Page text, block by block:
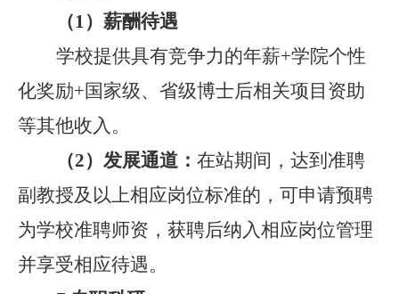
（1） 薪酬待遇
学校提供具有竞争力的年薪+学院个性
化奖励+国家级、省级博士后相关项目资助
等其他收入。
（2） 发展通道： 在站期间，达到准聘
副教授及以上相应岗位标准的 ，可申请预聘
为学校准聘师资，获聘后纳入相应岗位管理
并享受相应待遇。